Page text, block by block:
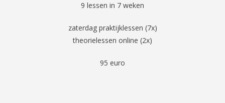
9 lessen in 7 weken
zaterdag praktijklessen (7x)
theorielessen online (2x)
95 euro